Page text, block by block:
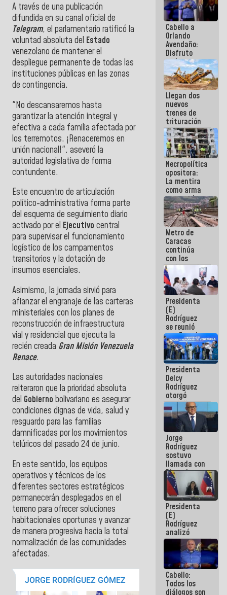
A través de una publicación
difundida en su canal oficial de
Telegram, el parlamentario ratificó la
voluntad absoluta del Estado
venezolano de mantener el
despliegue permanente de todas las
instituciones públicas en las zonas
de contingencia.
"No descansaremos hasta
garantizar la atención integral y
efectiva a cada familia afectada por
los terremotos. ¡Renaceremos en
unión nacional!", aseveró la
autoridad legislativa de forma
contundente.
Este encuentro de articulación
político-administrativa forma parte
del esquema de seguimiento diario
activado por el Ejecutivo central
para supervisar el funcionamiento
logístico de los campamentos
transitorios y la dotación de
insumos esenciales.
Asimismo, la jornada sirvió para
afianzar el engranaje de las carteras
ministeriales con los planes de
reconstrucción de infraestructura
vial y residencial que ejecuta la
recién creada Gran Misión Venezuela
Renace.
Las autoridades nacionales
reiteraron que la prioridad absoluta
del Gobierno bolivariano es asegurar
condiciones dignas de vida, salud y
resguardo para las familias
damnificadas por los movimientos
telúricos del pasado 24 de junio.
En este sentido, los equipos
operativos y técnicos de los
diferentes sectores estratégicos
permanecerán desplegados en el
terreno para ofrecer soluciones
habitacionales oportunas y avanzar
de manera progresiva hacia la total
normalización de las comunidades
afectadas.
Cabello a
Orlando
Avendaño:
Disfruto
cada vez
que escribes
porque lo
que haces
es
embarrarla
Llegan dos
nuevos
trenes de
trituración
para
optimizar
manejo de
escombros
en La Guaira
Necropolítica
opositora:
La mentira
como arma
contra el
Pueblo
Metro de
Caracas
continúa
con los
trabajos de
mantenimiento
e inspección
en la Línea 2
Presidenta
(E)
Rodríguez
se reunió
con Estado
Mayor
Eléctrico
para
abordar
planes de
acción
Presidenta
Delcy
Rodríguez
otorgó
medalla
"Héroe de
Venezuela"
a servidores
públicos
Jorge
Rodríguez
sostuvo
llamada con
Dinorah
Figuera y
acuerdan
primer
encuentro
presencial
para el
diálogo
Presidenta
(E)
Rodríguez
analizó
junto a
gobernadores
planes de
recuperación
del Sistema
Eléctrico
Cabello:
Todos los
diálogos son